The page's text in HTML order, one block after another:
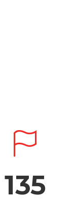
135